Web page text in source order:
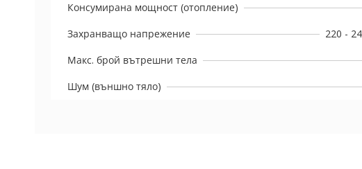
Консумирана мощност (отопление)
Захранващо напрежение
220 -
Макс. брой вътрешни тела
Шум (външно тяло)